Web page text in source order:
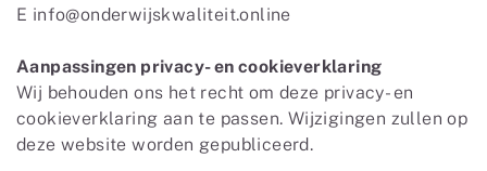
E info@onderwijskwaliteit.online
Aanpassingen privacy- en cookieverklaring
Wij behouden ons het recht om deze privacy- en
cookieverklaring aan te passen. Wijzigingen zullen op
deze website worden gepubliceerd.